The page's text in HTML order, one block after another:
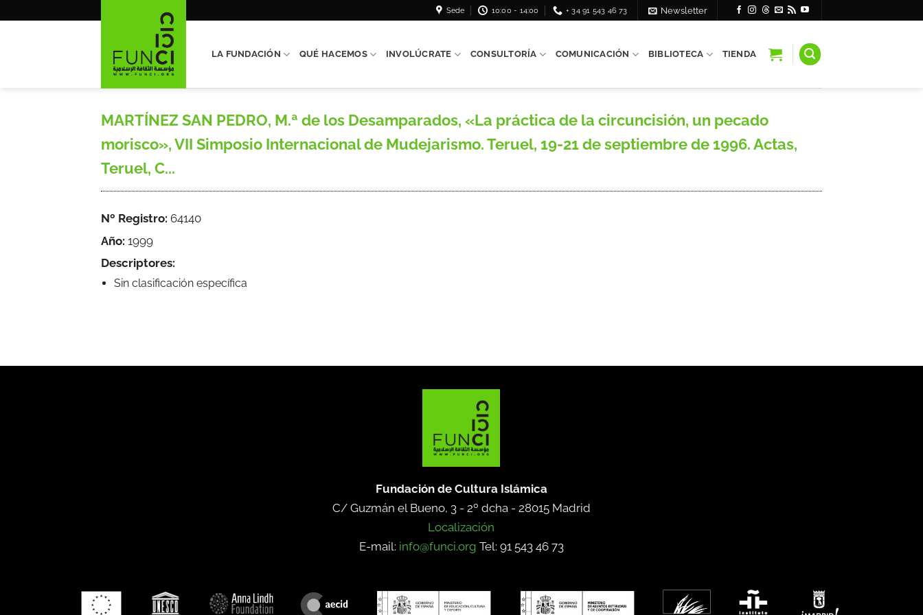
Sede 10:00 - 14:00 + 34 91 543 46 73 Newsletter
LA FUNDACIÓN QUÉ HACEMOS INVOLÚCRATE CONSULTORÍA COMUNICACIÓN BIBLIOTECA TIENDA
MARTÍNEZ SAN PEDRO, M.ª de los Desamparados, «La práctica de la circuncisión, un pecado
morisco», VII Simposio Internacional de Mudejarismo. Teruel, 19-21 de septiembre de 1996. Actas,
Teruel, C...
Nº Registro: 64140
Año: 1999
Descriptores:
Sin clasificación específica
Fundación de Cultura Islámica
C/ Guzmán el Bueno, 3 - 2º dcha - 28015 Madrid
Localización
E-mail: info@funci.org Tel: 91 543 46 73